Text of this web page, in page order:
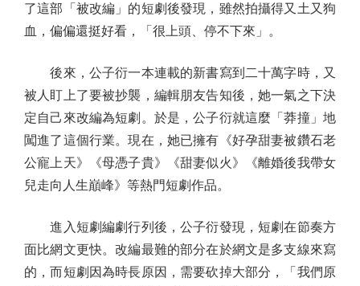
了這部「被改編」的短劇後發現，雖然拍攝得又土又狗
血，偏偏還挺好看，「很上頭、停不下來」。
後來，公子衍一本連載的新書寫到二十萬字時，又
被人盯上了要被抄襲，編輯朋友告知後，她一氣之下決
定自己來改編為短劇。於是，公子衍就這麼「莽撞」地
闖進了這個行業。現在，她已擁有《好孕甜妻被鑽石老
公寵上天》《母憑子貴》《甜妻似火》《離婚後我帶女
兒走向人生巔峰》等熱門短劇作品。
進入短劇編劇行列後，公子衍發現，短劇在節奏方
面比網文更快。改編最難的部分在於網文是多支線來寫
的，而短劇因為時長原因，需要砍掉大部分，「我們原